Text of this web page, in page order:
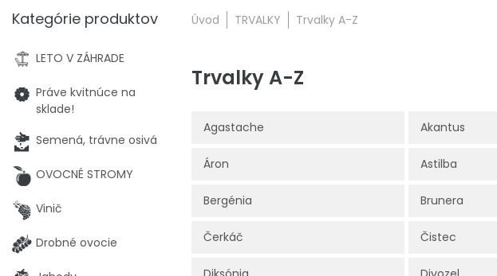
Úvod TRVALKY Trvalky A-Z
Trvalky A-Z
Agastache Akantus
Áron Astilba
Bergénia Brunera
Čerkáč Čistec
Kategórie produktov
LETO V ZÁHRADE
Práve kvitnúce na
sklade!
Semená, trávne osivá
OVOCNÉ STROMY
Vinič
Drobné ovocie